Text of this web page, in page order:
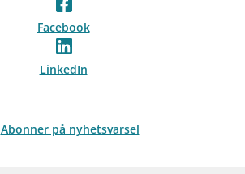
Facebook
LinkedIn
Abonner på nyhetsvarsel